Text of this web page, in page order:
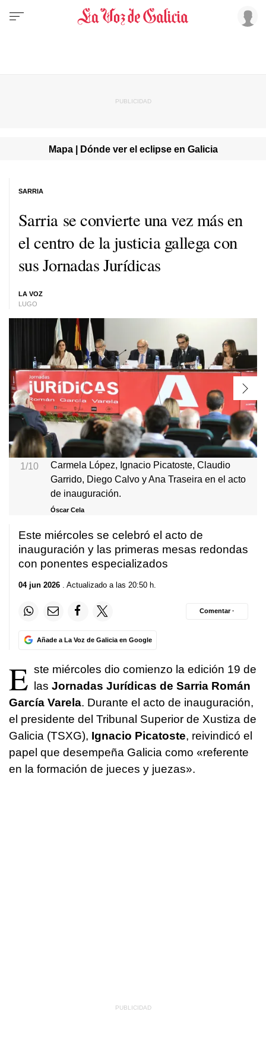
Mapa | Dónde ver el eclipse en Galicia
Sarria se convierte una vez más en
el centro de la justicia gallega con
sus Jornadas Jurídicas
LA VOZ
LUGO
SARRIA
1/10
Carmela López, Ignacio Picatoste, Claudio
Garrido, Diego Calvo y Ana Traseira en el acto
de inauguración.
Óscar Cela
Este miércoles se celebró el acto de
inauguración y las primeras mesas redondas
con ponentes especializados
04 jun 2026 . Actualizado a las 20:50 h.
Añade a La Voz de Galicia en Google
Comentar ·
E ste miércoles dio comienzo la edición 19 de
las Jornadas Jurídicas de Sarria Román
García Varela. Durante el acto de inauguración,
el presidente del Tribunal Superior de Xustiza de
Galicia (TSXG), Ignacio Picatoste, reivindicó el
papel que desempeña Galicia como «referente
en la formación de jueces y juezas».